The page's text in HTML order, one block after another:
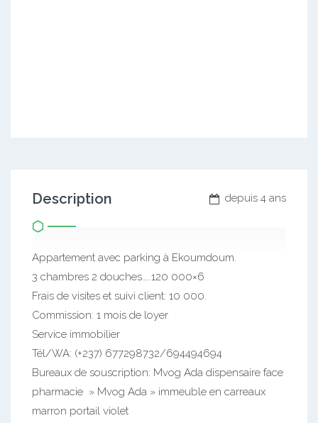
depuis 4 ans
Description
Appartement avec parking à Ekoumdoum.
3 chambres 2 douches…..120 000×6
Frais de visites et suivi client: 10 000.
Commission: 1 mois de loyer
Service immobilier
Tél/WA: (+237) 677298732/694494694
Bureaux de souscription: Mvog Ada dispensaire face
pharmacie » Mvog Ada » immeuble en carreaux
marron portail violet